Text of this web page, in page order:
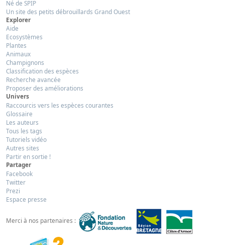
Né de SPIP
Un site des petits débrouillards Grand Ouest
Explorer
Aide
Ecosystèmes
Plantes
Animaux
Champignons
Classification des espèces
Recherche avancée
Proposer des améliorations
Univers
Raccourcis vers les espèces courantes
Glossaire
Les auteurs
Tous les tags
Tutoriels vidéo
Autres sites
Partir en sortie !
Partager
Facebook
Twitter
Prezi
Espace presse
Merci à nos partenaires :